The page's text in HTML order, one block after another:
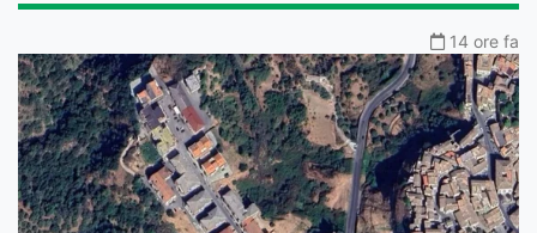
14 ore fa